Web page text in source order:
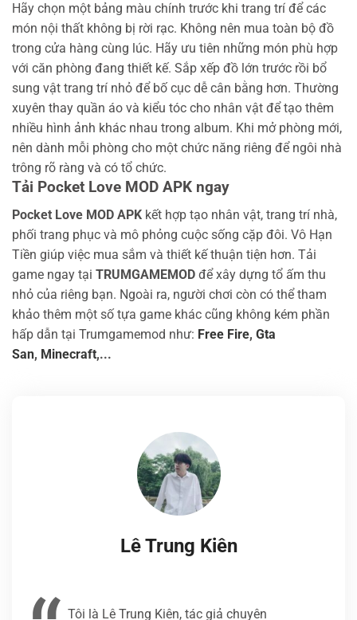
Hãy chọn một bảng màu chính trước khi trang trí để các
món nội thất không bị rời rạc. Không nên mua toàn bộ đồ
trong cửa hàng cùng lúc. Hãy ưu tiên những món phù hợp
với căn phòng đang thiết kế. Sắp xếp đồ lớn trước rồi bổ
sung vật trang trí nhỏ để bố cục dễ cân bằng hơn. Thường
xuyên thay quần áo và kiểu tóc cho nhân vật để tạo thêm
nhiều hình ảnh khác nhau trong album. Khi mở phòng mới,
nên dành mỗi phòng cho một chức năng riêng để ngôi nhà
trông rõ ràng và có tổ chức.
Tải Pocket Love MOD APK ngay
Pocket Love MOD APK kết hợp tạo nhân vật, trang trí nhà,
phối trang phục và mô phỏng cuộc sống cặp đôi. Vô Hạn
Tiền giúp việc mua sắm và thiết kế thuận tiện hơn. Tải
game ngay tại TRUMGAMEMOD để xây dựng tổ ấm thu
nhỏ của riêng bạn. Ngoài ra, người chơi còn có thể tham
khảo thêm một số tựa game khác cũng không kém phần
hấp dẫn tại Trumgamemod như: Free Fire, Gta
San, Minecraft,...
Lê Trung Kiên
Tôi là Lê Trung Kiên, tác giả chuyên